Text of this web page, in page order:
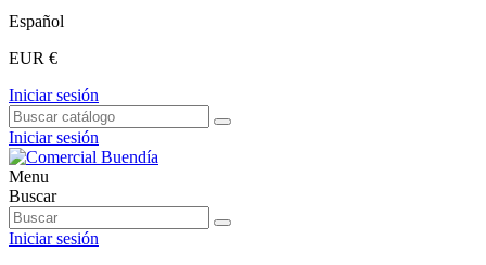
Español
EUR €
Iniciar sesión
Iniciar sesión
Menu
Buscar
Iniciar sesión